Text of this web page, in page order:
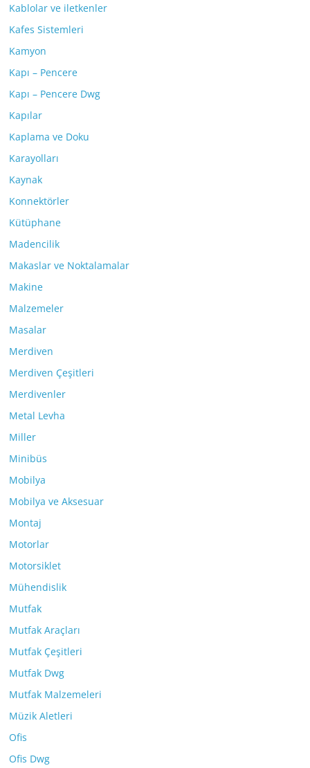
Kablolar ve iletkenler
Kafes Sistemleri
Kamyon
Kapı – Pencere
Kapı – Pencere Dwg
Kapılar
Kaplama ve Doku
Karayolları
Kaynak
Konnektörler
Kütüphane
Madencilik
Makaslar ve Noktalamalar
Makine
Malzemeler
Masalar
Merdiven
Merdiven Çeşitleri
Merdivenler
Metal Levha
Miller
Minibüs
Mobilya
Mobilya ve Aksesuar
Montaj
Motorlar
Motorsiklet
Mühendislik
Mutfak
Mutfak Araçları
Mutfak Çeşitleri
Mutfak Dwg
Mutfak Malzemeleri
Müzik Aletleri
Ofis
Ofis Dwg